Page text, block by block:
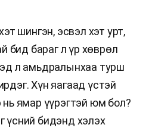
шингэн, эсвэл хэт урт,
бид бараг л үр хөврөл
л амьдралынхаа турш
Хүн яагаад үстэй
ямар үүрэгтэй юм бол?
үсний бидэнд хэлэх